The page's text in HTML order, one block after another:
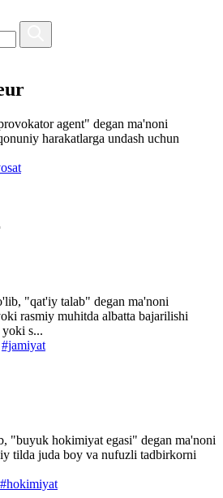
agent" degan ma'noni
harakatlarga undash uchun
"qat'iy talab" degan ma'noni
rasmiy muhitda albatta bajarilishi
s...
#jamiyat
"buyuk hokimiyat egasi" degan ma'noni
tilda juda boy va nufuzli tadbirkorni
#hokimiyat